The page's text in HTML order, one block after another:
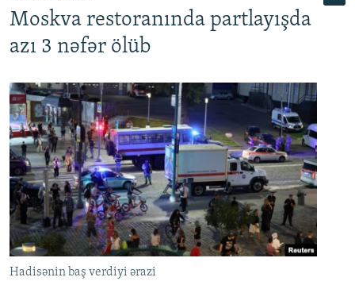
Moskva restoranında partlayışda
azı 3 nəfər ölüb
Hadisənin baş verdiyi ərazi